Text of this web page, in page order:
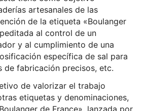
artesanales de las
de la etiqueta «Boulanger
al control de un
y al cumplimiento de una
específica de sal para
de fabricación precisos, etc.
de valorizar el trabajo
etiquetas y denominaciones,
de France», lanzada por